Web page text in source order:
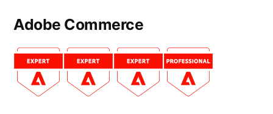
Adobe Commerce